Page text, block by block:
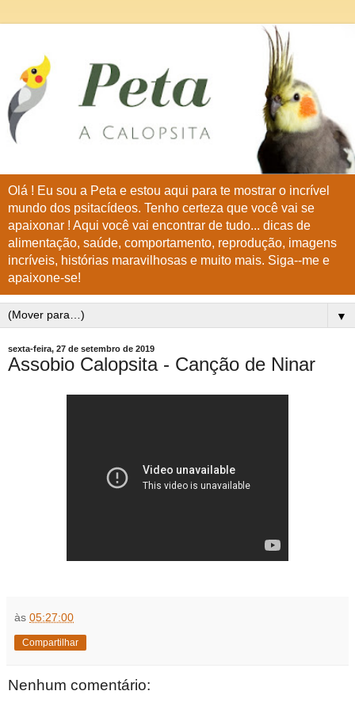
Olá ! Eu sou a Peta e estou aqui para te mostrar o incrível
mundo dos psitacídeos. Tenho certeza que você vai se
apaixonar ! Aqui você vai encontrar de tudo... dicas de
alimentação, saúde, comportamento, reprodução, imagens
incríveis, histórias maravilhosas e muito mais. Siga--me e
apaixone-se!
▼
sexta-feira, 27 de setembro de 2019
Assobio Calopsita - Canção de Ninar
às 05:27:00
Compartilhar
Nenhum comentário: